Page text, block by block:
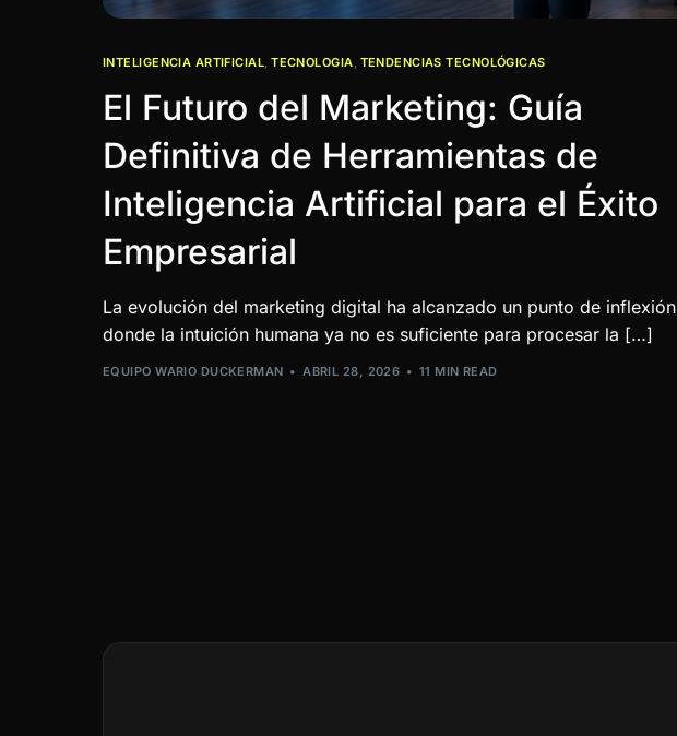
INTELIGENCIA ARTIFICIAL ,TECNOLOGIA TENDENCIAS TECNOLÓGICAS
El Futuro del Marketing: Guía
Definitiva de Herramientas de
Inteligencia Artificial para el Éxito
Empresarial
La evolución del marketing digital ha alcanzado un punto de inflexión
donde la intuición humana ya no es suficiente para procesar la […]
EQUIPO WARIO DUCKERMAN ABRIL 28, 2026 11 MIN READ